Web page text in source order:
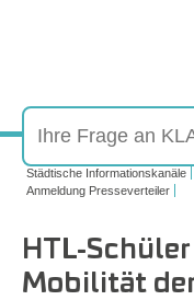
Sie sind hier:
Städtische Informationskanäle
Anmeldung Presseverteiler
HTL-
Mobilität